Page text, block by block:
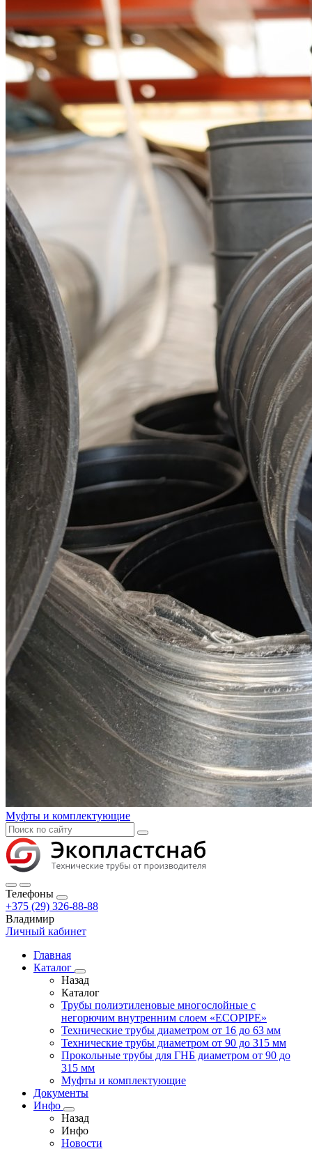
Муфты и комплектующие
Телефоны
+375 (29) 326-88-88
Владимир
Личный кабинет
Главная
Каталог
Назад
Каталог
Трубы полиэтиленовые многослойные с
негорючим внутренним слоем «ECOPIPE»
Технические трубы диаметром от 16 до 63 мм
Технические трубы диаметром от 90 до 315 мм
Прокольные трубы для ГНБ диаметром от 90 до
315 мм
Муфты и комплектующие
Документы
Инфо
Назад
Инфо
Новости